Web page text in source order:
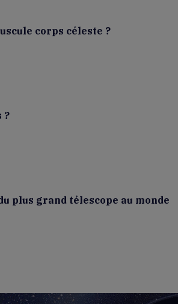
corps céleste ?
?
plus grand télescope au monde